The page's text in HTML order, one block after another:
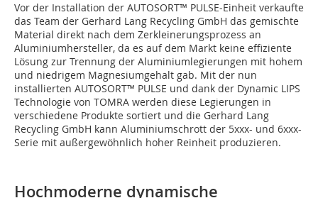
Vor der Installation der AUTOSORT™ PULSE-Einheit verkaufte
das Team der Gerhard Lang Recycling GmbH das gemischte
Material direkt nach dem Zerkleinerungsprozess an
Aluminiumhersteller, da es auf dem Markt keine effiziente
Lösung zur Trennung der Aluminiumlegierungen mit hohem
und niedrigem Magnesiumgehalt gab. Mit der nun
installierten AUTOSORT™ PULSE und dank der Dynamic LIPS
Technologie von TOMRA werden diese Legierungen in
verschiedene Produkte sortiert und die Gerhard Lang
Recycling GmbH kann Aluminiumschrott der 5xxx- und 6xxx-
Serie mit außergewöhnlich hoher Reinheit produzieren.
Hochmoderne dynamische